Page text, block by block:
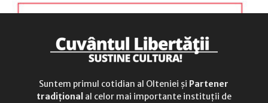
Suntem primul cotidian al Olteniei și Partener
tradițional al celor mai importante instituții de